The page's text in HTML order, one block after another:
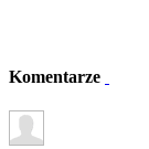
Komentarze